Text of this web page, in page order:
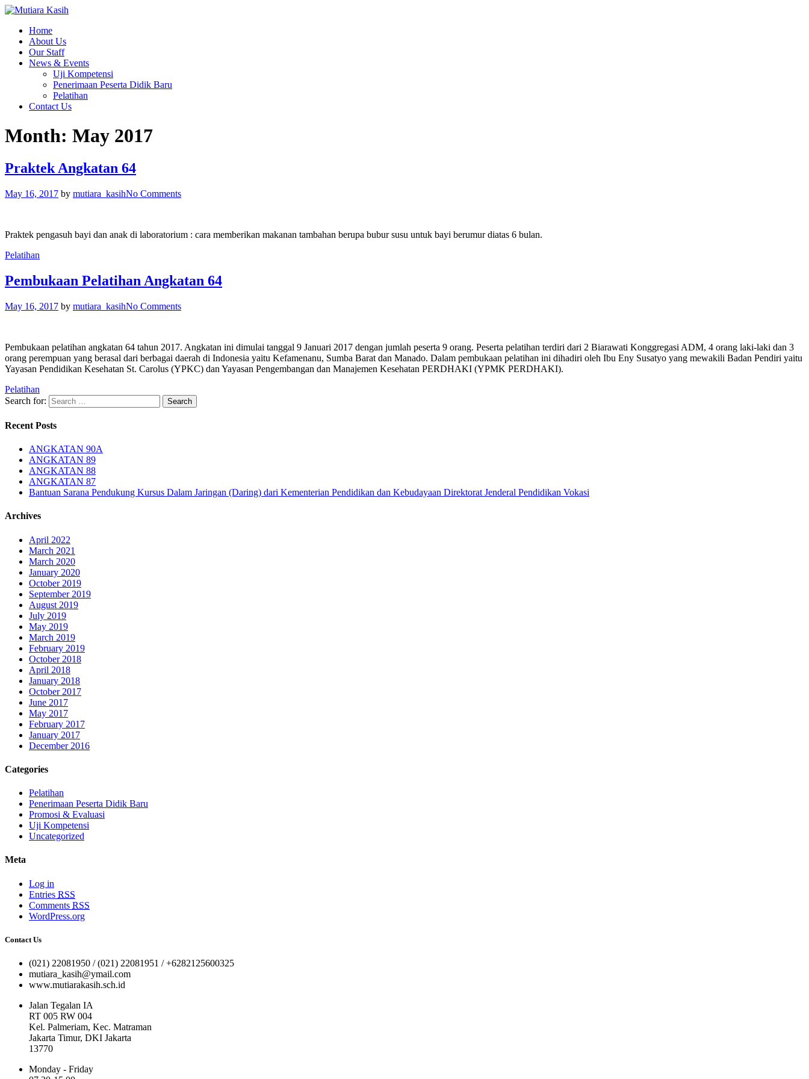
Home
About Us
Our Staff
News & Events
Uji Kompetensi
Penerimaan Peserta Didik Baru
Pelatihan
Contact Us
Month: May 2017
Praktek Angkatan 64
May 16, 2017 by mutiara_kasihNo Comments
Praktek pengasuh bayi dan anak di laboratorium : cara memberikan makanan tambahan berupa bubur susu untuk bayi berumur diatas 6 bulan.
Pelatihan
Pembukaan Pelatihan Angkatan 64
May 16, 2017 by mutiara_kasihNo Comments
Pembukaan pelatihan angkatan 64 tahun 2017. Angkatan ini dimulai tanggal 9 Januari 2017 dengan jumlah peserta 9 orang. Peserta pelatihan terdiri dari 2 Biarawati Konggregasi ADM, 4 orang laki-laki dan 3
orang perempuan yang berasal dari berbagai daerah di Indonesia yaitu Kefamenanu, Sumba Barat dan Manado. Dalam pembukaan pelatihan ini dihadiri oleh Ibu Eny Susatyo yang mewakili Badan Pendiri yaitu
Yayasan Pendidikan Kesehatan St. Carolus (YPKC) dan Yayasan Pengembangan dan Manajemen Kesehatan PERDHAKI (YPMK PERDHAKI).
Pelatihan
Search for:
Recent Posts
ANGKATAN 90A
ANGKATAN 89
ANGKATAN 88
ANGKATAN 87
Bantuan Sarana Pendukung Kursus Dalam Jaringan (Daring) dari Kementerian Pendidikan dan Kebudayaan Direktorat Jenderal Pendidikan Vokasi
Archives
April 2022
March 2021
March 2020
January 2020
October 2019
September 2019
August 2019
July 2019
May 2019
March 2019
February 2019
October 2018
April 2018
January 2018
October 2017
June 2017
May 2017
February 2017
January 2017
December 2016
Categories
Pelatihan
Penerimaan Peserta Didik Baru
Promosi & Evaluasi
Uji Kompetensi
Uncategorized
Meta
Log in
Entries RSS
Comments RSS
WordPress.org
Contact Us
(021) 22081950 / (021) 22081951 / +6282125600325
mutiara_kasih@ymail.com
www.mutiarakasih.sch.id
Jalan Tegalan IA
RT 005 RW 004
Kel. Palmeriam, Kec. Matraman
Jakarta Timur, DKI Jakarta
13770
Monday - Friday